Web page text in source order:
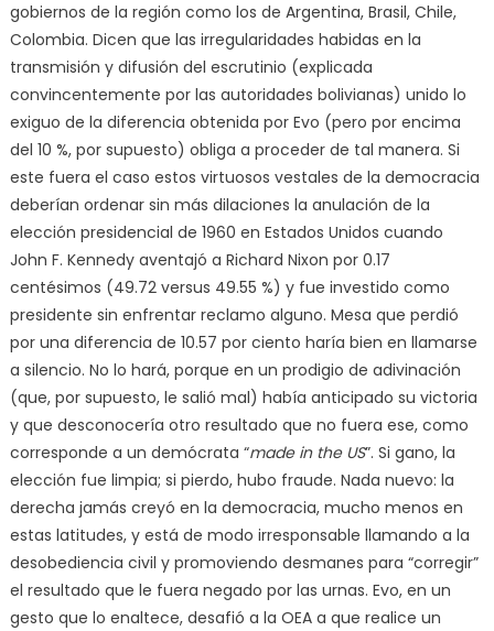
gobiernos de la región como los de Argentina, Brasil, Chile,
Colombia. Dicen que las irregularidades habidas en la
transmisión y difusión del escrutinio (explicada
convincentemente por las autoridades bolivianas) unido lo
exiguo de la diferencia obtenida por Evo (pero por encima
del 10 %, por supuesto) obliga a proceder de tal manera. Si
este fuera el caso estos virtuosos vestales de la democracia
deberían ordenar sin más dilaciones la anulación de la
elección presidencial de 1960 en Estados Unidos cuando
John F. Kennedy aventajó a Richard Nixon por 0.17
centésimos (49.72 versus 49.55 %) y fue investido como
presidente sin enfrentar reclamo alguno. Mesa que perdió
por una diferencia de 10.57 por ciento haría bien en llamarse
a silencio. No lo hará, porque en un prodigio de adivinación
(que, por supuesto, le salió mal) había anticipado su victoria
y que desconocería otro resultado que no fuera ese, como
corresponde a un demócrata “made in the US”. Si gano, la
elección fue limpia; si pierdo, hubo fraude. Nada nuevo: la
derecha jamás creyó en la democracia, mucho menos en
estas latitudes, y está de modo irresponsable llamando a la
desobediencia civil y promoviendo desmanes para “corregir”
el resultado que le fuera negado por las urnas. Evo, en un
gesto que lo enaltece, desafió a la OEA a que realice un